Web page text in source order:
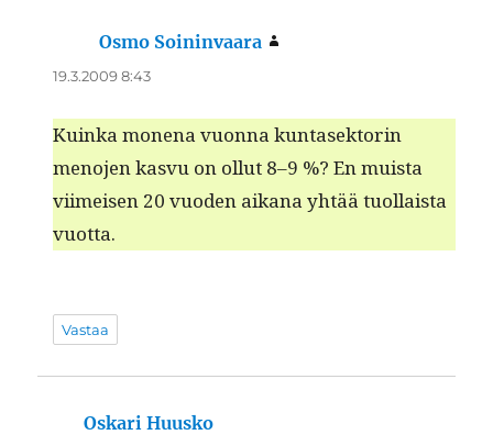
Osmo Soininvaara
19.3.2009 8:43
Kuin­ka mon­e­na vuon­na kun­tasek­torin
meno­jen kasvu on ollut 8–9 %? En muista
viimeisen 20 vuo­den aikana yhtää tuol­laista
vuotta.
Vastaa
Oskari Huusko